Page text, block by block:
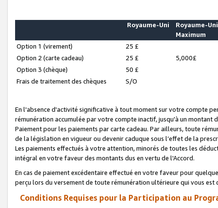
Royaume-Uni
Royaume-Uni
Maximum
Option 1 (virement)
25 £
Option 2 (carte cadeau)
25 £
5,000£
Option 3 (chèque)
50 £
Frais de traitement des chèques
S/O
En l'absence d'activité significative à tout moment sur votre compte
rémunération accumulée par votre compte inactif, jusqu'à un montant
Paiement pour les paiements par carte cadeau. Par ailleurs, toute
de la législation en vigueur ou devenir caduque sous l’effet de la
Les paiements effectués à votre attention, minorés de toutes les
intégral en votre faveur des montants dus en vertu de l'Accord.
En cas de paiement excédentaire effectué en votre faveur pour
perçu lors du versement de toute rémunération ultérieure qui vous est
Conditions Requises pour la Participation au